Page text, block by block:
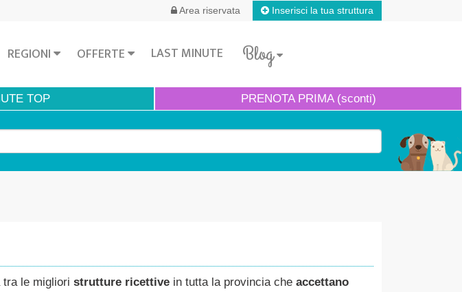
Area riservata Inserisci la tua struttura
REGIONI OFFERTE LAST MINUTE Blog
TOP PRENOTAPRIMA (sconti)
tra le migliori strutture ricettive in tutta la provincia che accettano